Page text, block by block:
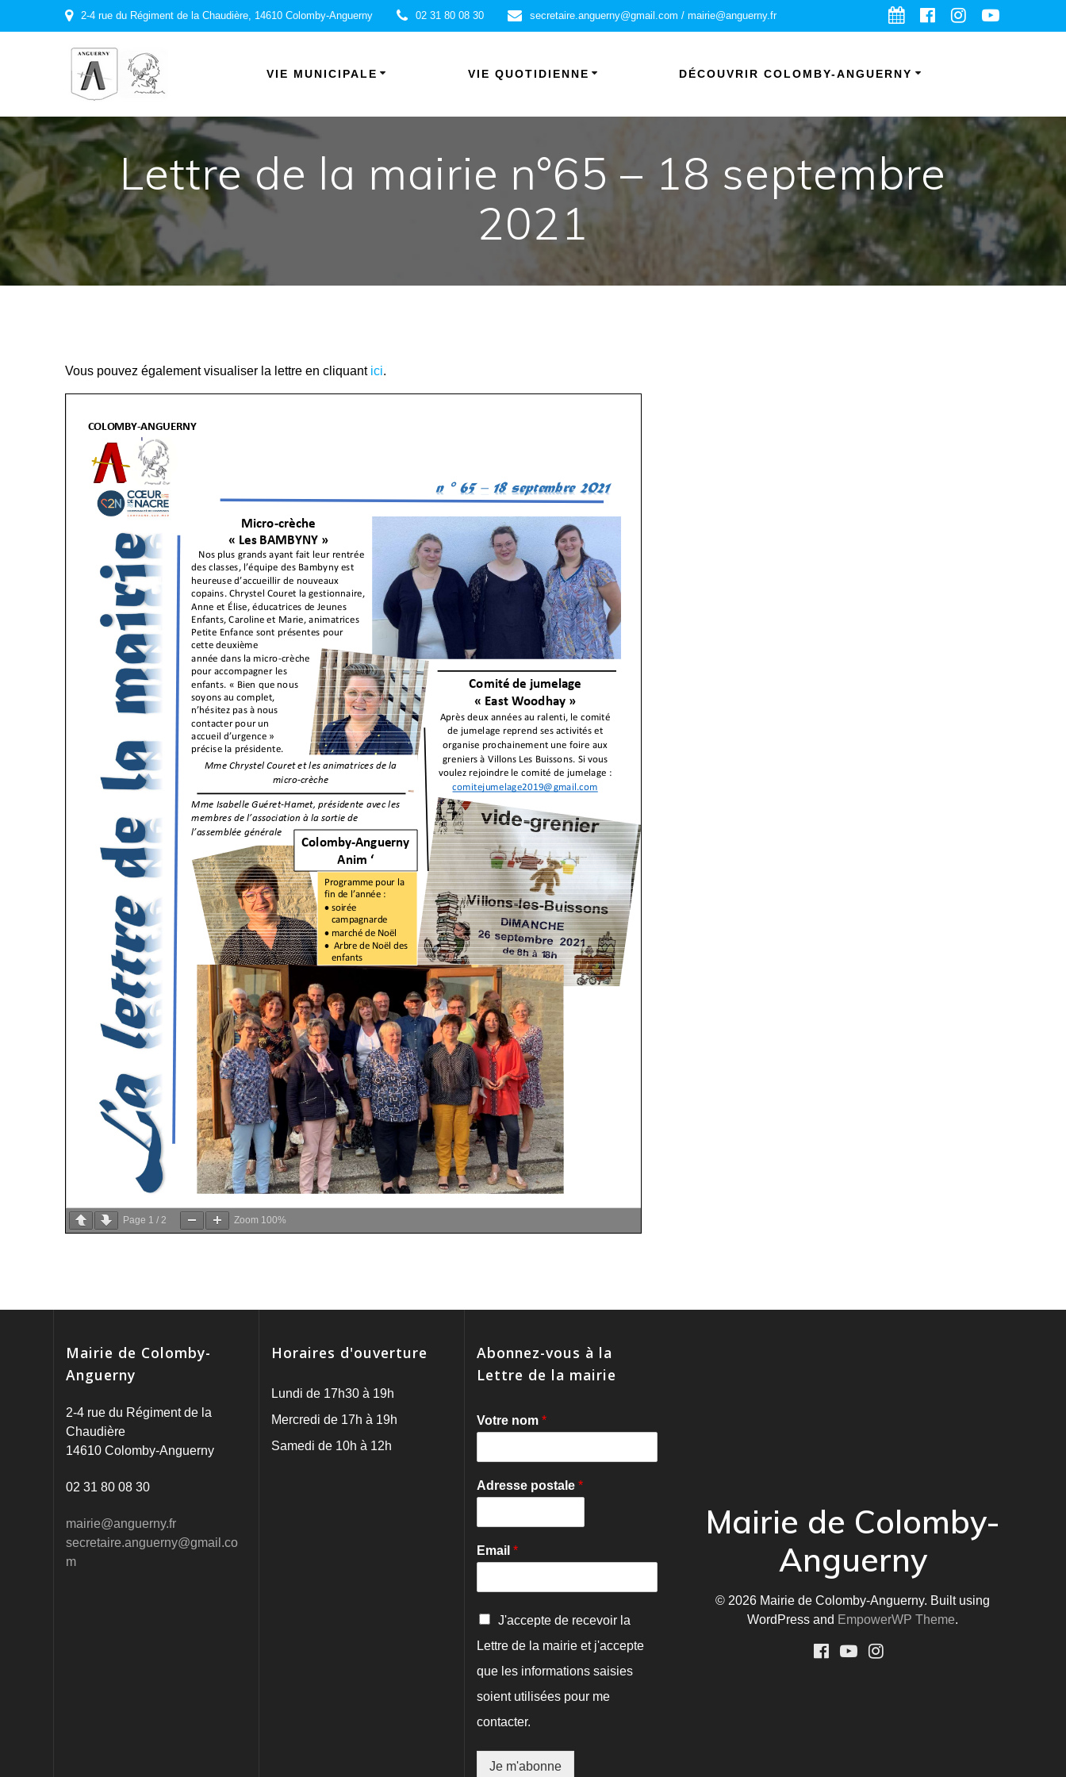
2-4 rue du Régiment de la Chaudière, 14610 Colomby-Anguerny 02 31 80 08 30 secretaire.anguerny@gmail.com / mairie@anguerny.fr
VIE MUNICIPALE VIE QUOTIDIENNE DÉCOUVRIR COLOMBY-ANGUERNY
Lettre de la mairie n°65 – 18 septembre
2021
Vous pouvez également visualiser la lettre en cliquant ici.
Page 1 / 2 Zoom 100%
Mairie de Colomby-
Anguerny
2-4 rue du Régiment de la
Chaudière
14610 Colomby-Anguerny
02 31 80 08 30
mairie@anguerny.fr
secretaire.anguerny@gmail.co
m
Horaires d'ouverture
Lundi de 17h30 à 19h
Mercredi de 17h à 19h
Samedi de 10h à 12h
Abonnez-vous à la
Lettre de la mairie
Votre nom *
Adresse postale *
Email *
C
n
i
r
a
J'accepte de recevoir la
Lettre de la mairie et j'accepte
que les informations saisies
soient utilisées pour me
contacter.
Je m'abonne
Mairie de Colomby-
Anguerny
© 2026 Mairie de Colomby-Anguerny. Built using
WordPress and EmpowerWP Theme.